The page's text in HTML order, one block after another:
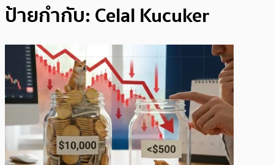
ป้ายกำกับ: Celal Kucuker